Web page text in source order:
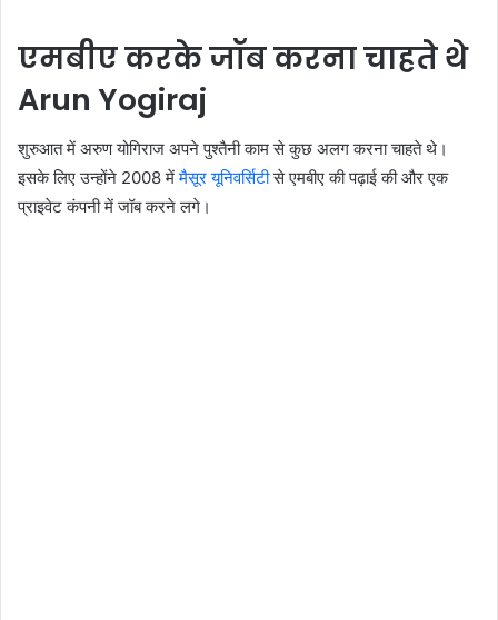
एमबीए करके जॉब करना चाहते थे
Arun Yogiraj
शुरुआत में अरुण योगिराज अपने पुश्तैनी काम से कुछ अलग करना चाहते थे।
इसके लिए उन्होंने 2008 मेंमैसूर यूनिवर्सिटीसे एमबीए की पढ़ाई की और एक
प्राइवेट कंपनी में जॉब करने लगे।